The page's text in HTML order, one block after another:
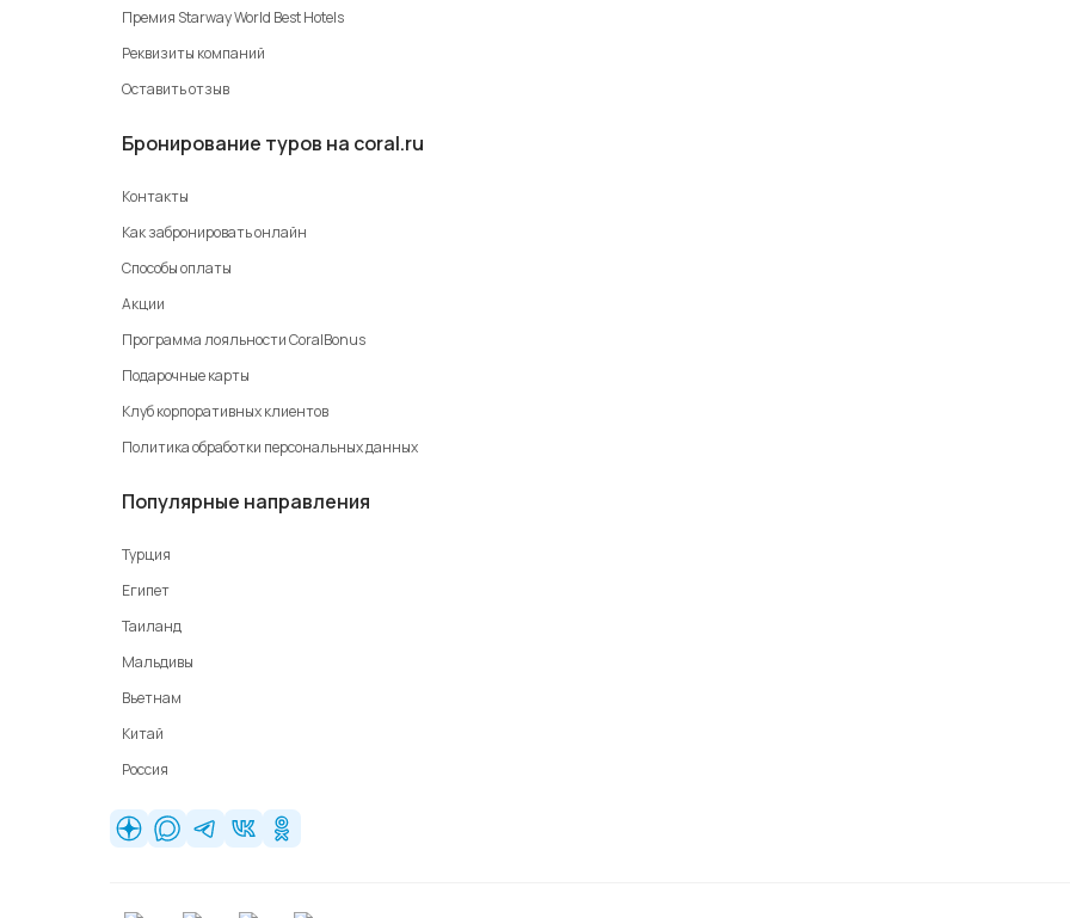
Премия Starway World Best Hotels
Реквизиты компаний
Оставить отзыв
Бронирование туров на coral.ru
Контакты
Как забронировать онлайн
Способы оплаты
Акции
Программа лояльности CoralBonus
Подарочные карты
Клуб корпоративных клиентов
Политика обработки персональных данных
Популярные направления
Турция
Египет
Таиланд
Мальдивы
Вьетнам
Китай
Россия